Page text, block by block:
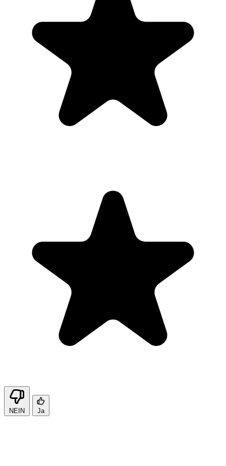
NEIN Ja